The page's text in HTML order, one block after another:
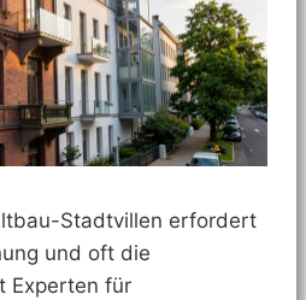
Stadtvillen erfordert
und oft die
Experten für